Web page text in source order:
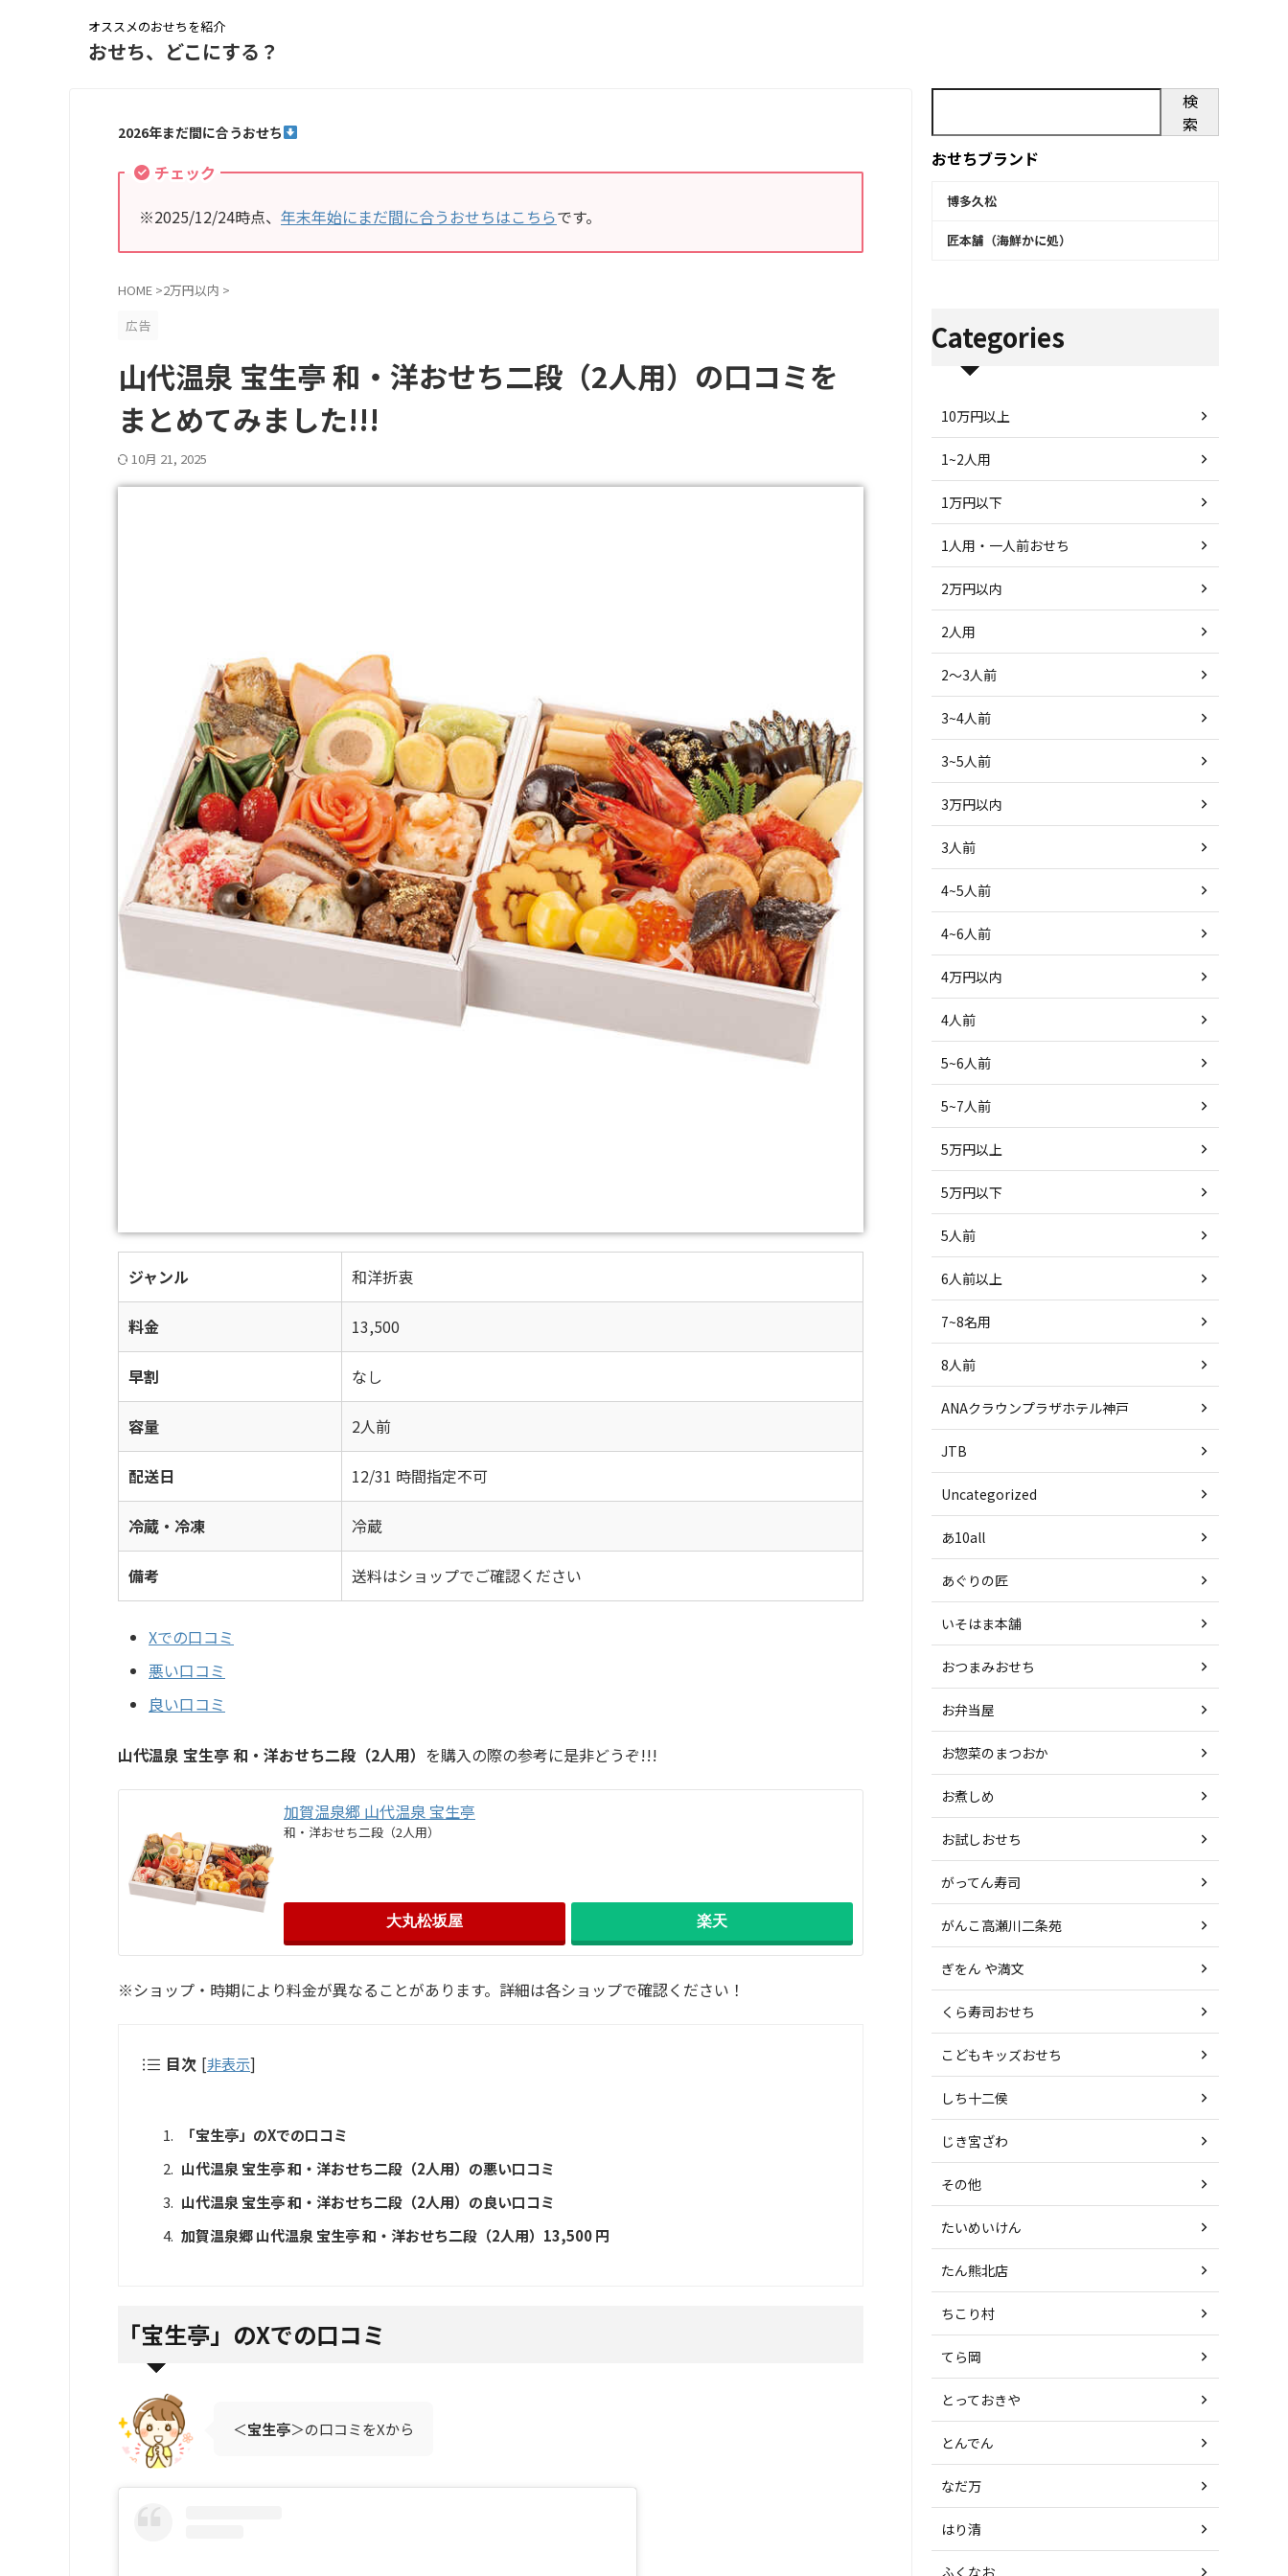
オススメのおせちを紹介
おせち、どこにする？
2026年まだ間に合うおせち
チェック
※2025/12/24時点、 年末年始にまだ間に合うおせちはこちらです。
HOME >2万円以内 >
広告
山代温泉 宝生亭 和・洋おせち二段（2人用）の口コミを
まとめてみました!!!
10月 21, 2025
ジャンル 和洋折衷
料金 13,500
早割 なし
容量 2人前
配送日 12/31 時間指定不可
冷蔵・冷凍 冷蔵
備考 送料はショップでご確認ください
Xでの口コミ
悪い口コミ
良い口コミ
山代温泉 宝生亭 和・洋おせち二段（2人用） を購入の際の参考に是非どうぞ!!!
加賀温泉郷 山代温泉 宝生亭
和・洋おせち二段（2人用）
大丸松坂屋 楽天
※ショップ・時期により料金が異なることがあります。詳細は各ショップで確認ください！
目次 [非表示]
「宝生亭」のXでの口コミ
山代温泉 宝生亭 和・洋おせち二段（2人用）の悪い口コミ
山代温泉 宝生亭 和・洋おせち二段（2人用）の良い口コミ
加賀温泉郷 山代温泉 宝生亭 和・洋おせち二段（2人用）13,500 円
「宝生亭」のXでの口コミ
＜宝生亭＞の口コミをXから
検
索
おせちブランド
博多久松
匠本舗（海鮮かに処）
Categories
10万円以上
1~2人用
1万円以下
1人用・一人前おせち
2万円以内
2人用
2～3人前
3~4人前
3~5人前
3万円以内
3人前
4~5人前
4~6人前
4万円以内
4人前
5~6人前
5~7人前
5万円以上
5万円以下
5人前
6人前以上
7~8名用
8人前
ANAクラウンプラザホテル神戸
JTB
Uncategorized
あ10all
あぐりの匠
いそはま本舗
おつまみおせち
お弁当屋
お惣菜のまつおか
お煮しめ
お試しおせち
がってん寿司
がんこ高瀬川二条苑
ぎをん や満文
くら寿司おせち
こどもキッズおせち
しち十二侯
じき宮ざわ
その他
たいめいけん
たん熊北店
ちこり村
てら岡
とっておきや
とんでん
なだ万
はり清
ふくなお